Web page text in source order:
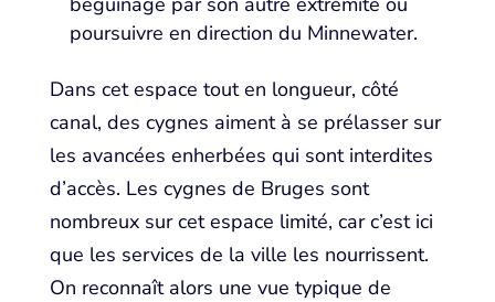
poursuivre en direction du Minnewater.
Dans cet espace tout en longueur, côté
canal, des cygnes aiment à se prélasser sur
les avancées enherbées qui sont interdites
d’accès. Les cygnes de Bruges sont
nombreux sur cet espace limité, car c’est ici
que les services de la ville les nourrissent.
On reconnaît alors une vue typique de